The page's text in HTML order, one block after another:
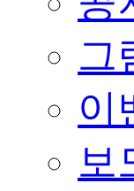
그
이
보